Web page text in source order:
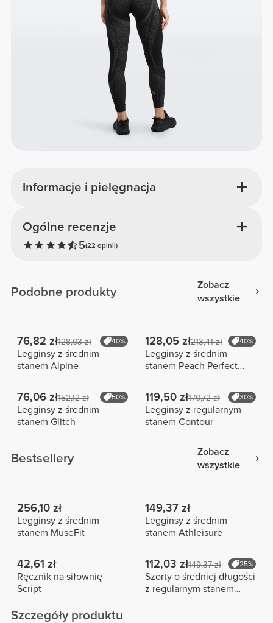
Informacje i pielęgnacja
Ogólne recenzje
5(22 opinii)
Podobne produkty
Zobacz
wszystkie
76,82 zł128,03 zł 40%
Legginsy z średnim
stanem Alpine
128,05 zł213,41 zł 40%
Legginsy z średnim
stanem Peach Perfect
76,06 zł152,12 zł 50%
Legginsy z średnim
stanem Glitch
119,50 zł170,72 zł 30%
Legginsy z regularnym
stanem Contour
Bestsellery
Zobacz
wszystkie
256,10 zł
Legginsy z średnim
stanem MuseFit
149,37 zł
Legginsy z średnim
stanem Athleisure
42,61 zł
Ręcznik na siłownię
Script
112,03 zł149,37 zł 25%
Szorty o średniej długości
z regularnym stanem
Szczegóły produktu